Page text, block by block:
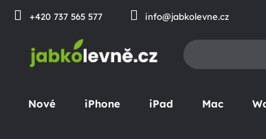
Přejít
+420 737 565 577 info@jabkolevne.cz
Nové iPhone iPad Mac